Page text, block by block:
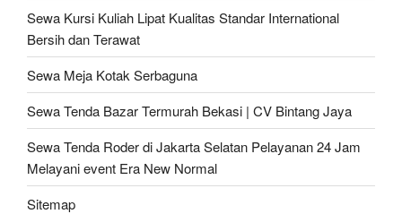
Sewa Kursi Kuliah Lipat Kualitas Standar International
Bersih dan Terawat
Sewa Meja Kotak Serbaguna
Sewa Tenda Bazar Termurah Bekasi | CV Bintang Jaya
Sewa Tenda Roder di Jakarta Selatan Pelayanan 24 Jam
Melayani event Era New Normal
Sitemap